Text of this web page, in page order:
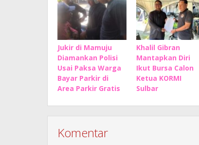
Jukir di Mamuju
Diamankan Polisi
Usai Paksa Warga
Bayar Parkir di
Area Parkir Gratis
Khalil Gibran
Mantapkan Diri
Ikut Bursa Calon
Ketua KORMI
Sulbar
Komentar